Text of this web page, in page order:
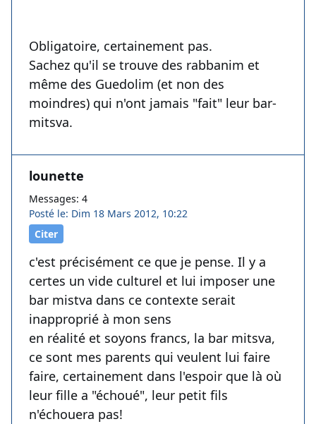
Obligatoire, certainement pas.
Sachez qu'il se trouve des rabbanim et
même des Guedolim (et non des
moindres) qui n'ont jamais "fait" leur bar-
mitsva.
lounette
Messages: 4
Posté le: Dim 18 Mars 2012, 10:22
Citer
c'est précisément ce que je pense. Il y a
certes un vide culturel et lui imposer une
bar mistva dans ce contexte serait
inapproprié à mon sens
en réalité et soyons francs, la bar mitsva,
ce sont mes parents qui veulent lui faire
faire, certainement dans l'espoir que là où
leur fille a "échoué", leur petit fils
n'échouera pas!